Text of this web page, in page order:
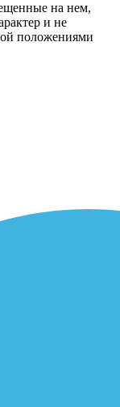
на нем,
и не
положениями